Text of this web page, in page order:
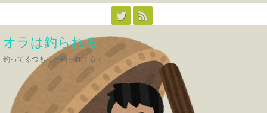
ン
テ
ン
オラは釣られる
釣ってるつもりが釣られてる!?